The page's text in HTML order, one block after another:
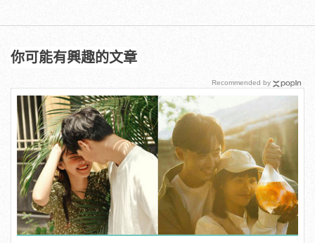
你可能有興趣的文章
Recommended by